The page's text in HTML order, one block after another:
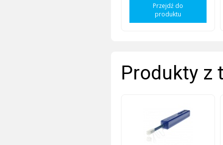
Przejdź do
produktu
Produkty z